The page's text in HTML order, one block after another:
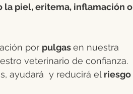
la piel, eritema, inflamación o
por pulgas en nuestra
veterinario de confianza.
ayudará  y reducirá el riesgo